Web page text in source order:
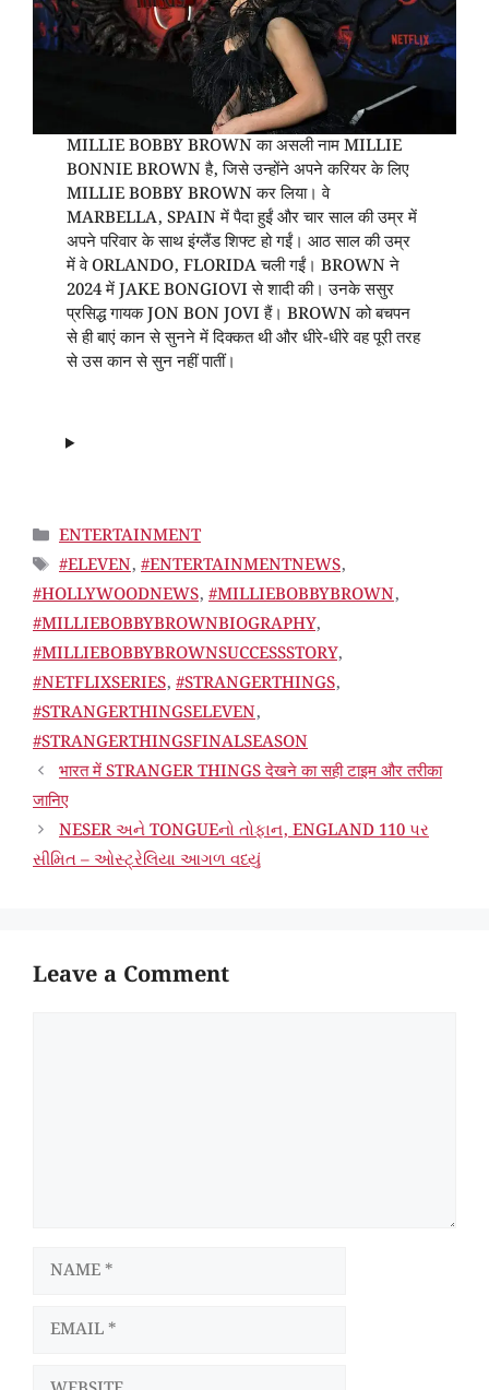
MILLIE BOBBY BROWN का असली नाम MILLIE
BONNIE BROWN है, जिसे उन्होंने अपने करियर के लिए
MILLIE BOBBY BROWN कर लिया। वे
MARBELLA, SPAIN में पैदा हुईं और चार साल की उम्र में
अपने परिवार के साथ इंग्लैंड शिफ्ट हो गईं। आठ साल की उम्र
में वे ORLANDO, FLORIDA चली गईं। BROWN ने
2024 में JAKE BONGIOVI से शादी की। उनके ससुर
प्रसिद्ध गायक JON BON JOVI हैं। BROWN को बचपन
से ही बाएं कान से सुनने में दिक्कत थी और धीरे-धीरे वह पूरी तरह
से उस कान से सुन नहीं पातीं।
CATEGORIES
ENTERTAINMENT
TAGS
#ELEVEN, #ENTERTAINMENTNEWS,
#HOLLYWOODNEWS, #MILLIEBOBBYBROWN,
#MILLIEBOBBYBROWNBIOGRAPHY,
#MILLIEBOBBYBROWNSUCCESSSTORY,
#NETFLIXSERIES, #STRANGERTHINGS,
#STRANGERTHINGSELEVEN,
#STRANGERTHINGSFINALSEASON
भारत में STRANGER THINGS देखने का सही टाइम और तरीका
जानिए
NESER અને TONGUEનો તોફાન, ENGLAND 110 પર
સીમિત – ઓસ્ટ્રેલિયા આગળ વધ્યું
Leave a Comment
NAME
EMAIL
WEBSITE